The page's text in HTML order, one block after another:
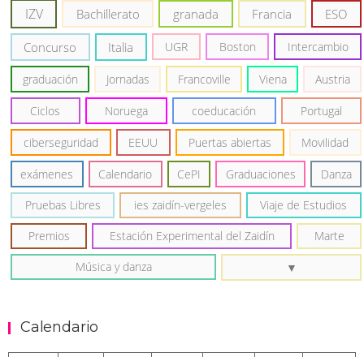
IZV Bachillerato granada Francia ESO
Concurso Italia UGR Boston Intercambio
graduación Jornadas Francoville Viena Austria
Ciclos Noruega coeducación Portugal
ciberseguridad EEUU Puertas abiertas Movilidad
exámenes Calendario CePI Graduaciones Danza
Pruebas Libres ies zaidín-vergeles Viaje de Estudios
Premios Estación Experimental del Zaidín Marte
Música y danza
Calendario